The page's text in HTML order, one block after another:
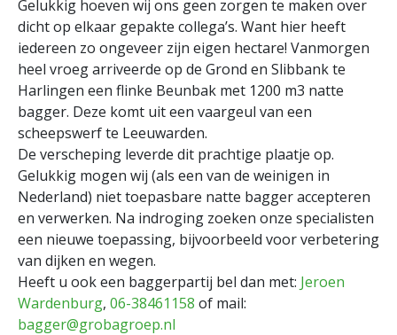
Gelukkig hoeven wij ons geen zorgen te maken over
dicht op elkaar gepakte collega’s. Want hier heeft
iedereen zo ongeveer zijn eigen hectare! Vanmorgen
heel vroeg arriveerde op de Grond en Slibbank te
Harlingen een flinke Beunbak met 1200 m3 natte
bagger. Deze komt uit een vaargeul van een
scheepswerf te Leeuwarden.
De verscheping leverde dit prachtige plaatje op.
Gelukkig mogen wij (als een van de weinigen in
Nederland) niet toepasbare natte bagger accepteren
en verwerken. Na indroging zoeken onze specialisten
een nieuwe toepassing, bijvoorbeeld voor verbetering
van dijken en wegen.
Heeft u ook een baggerpartij bel dan met: Jeroen
Wardenburg, 06-38461158 of mail:
bagger@grobagroep.nl